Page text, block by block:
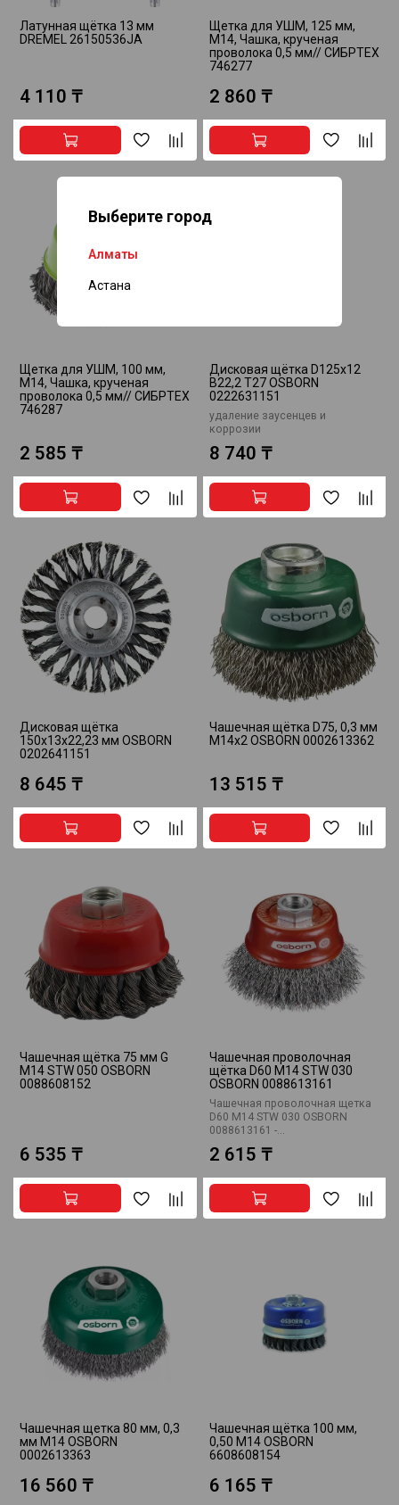
Выберите город
Алматы
Астана
Латунная щётка 13 мм
DREMEL 26150536JA
4 110 ₸
Щетка для УШМ, 125 мм,
М14, Чашка, крученая
проволока 0,5 мм// СИБРТЕХ
746277
2 860 ₸
Щетка для УШМ, 100 мм,
М14, Чашка, крученая
проволока 0,5 мм// СИБРТЕХ
746287
2 585 ₸
Дисковая щётка D125x12
B22,2 Т27 OSBORN
0222631151
удаление заусенцев и
коррозии
8 740 ₸
Дисковая щётка
150х13х22,23 мм OSBORN
0202641151
8 645 ₸
Чашечная щётка D75, 0,3 мм
M14x2 OSBORN 0002613362
13 515 ₸
Чашечная щётка 75 мм G
M14 STW 050 OSBORN
0088608152
6 535 ₸
Чашечная проволочная
щётка D60 M14 STW 030
OSBORN 0088613161
Чашечная проволочная щетка
D60 M14 STW 030 OSBORN
0088613161 -...
2 615 ₸
Чашечная щетка 80 мм, 0,3
мм М14 OSBORN
0002613363
16 560 ₸
Чашечная щётка 100 мм,
0,50 М14 OSBORN
6608608154
6 165 ₸